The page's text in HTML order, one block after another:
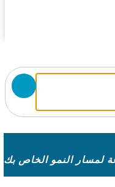
لمسار النمو الخاص بك